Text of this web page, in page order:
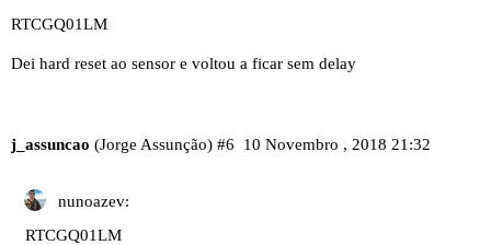
RTCGQ01LM
Dei hard reset ao sensor e voltou a ficar sem delay
j_assuncao (Jorge Assunção) 10 Novembro , 2018 21:32
#6
nunoazev:
RTCGQ01LM